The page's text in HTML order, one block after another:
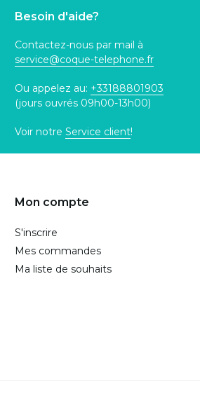
Besoin d'aide?
Contactez-nous par mail à
service@coque-telephone.fr
Ou appelez au: +33188801903
(jours ouvrés 09h00-13h00)
Voir notre Service client!
Mon compte
S'inscrire
Mes commandes
Ma liste de souhaits